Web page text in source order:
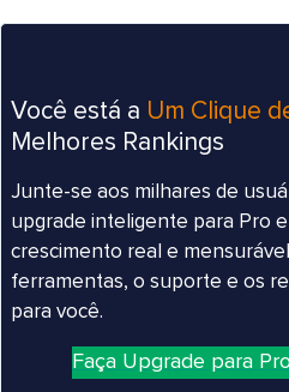
Você está a Um Clique
Melhores Rankings
Junte-se aos milhares de
upgrade inteligente para Pro
crescimento real e
ferramentas, o suporte e os
para você.
Faça Upgrade para